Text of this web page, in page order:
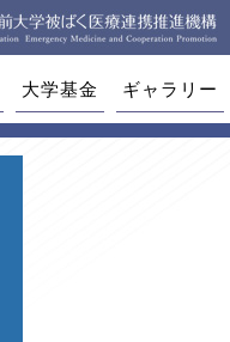
大学基金 ギャラリー